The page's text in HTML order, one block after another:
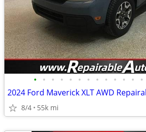
• • • • • • • • • • • • •
2024 Ford Maverick XLT AWD
8/4 55k mi